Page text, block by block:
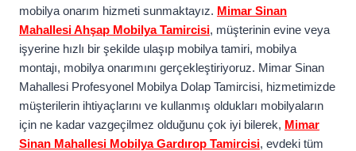
mobilya onarım hizmeti sunmaktayız. Mimar Sinan
Mahallesi Ahşap Mobilya Tamircisi, müşterinin evine veya
işyerine hızlı bir şekilde ulaşıp mobilya tamiri, mobilya
montajı, mobilya onarımını gerçekleştiriyoruz. Mimar Sinan
Mahallesi Profesyonel Mobilya Dolap Tamircisi, hizmetimizde
müşterilerin ihtiyaçlarını ve kullanmış oldukları mobilyaların
için ne kadar vazgeçilmez olduğunu çok iyi bilerek, Mimar
Sinan Mahallesi Mobilya Gardırop Tamircisi, evdeki tüm